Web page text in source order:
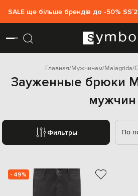
SALE ще більше брендів до -50%
Главная Мужчинам Malagrida
Зауженные брюки
мужчин
Фильтры По
- 49%